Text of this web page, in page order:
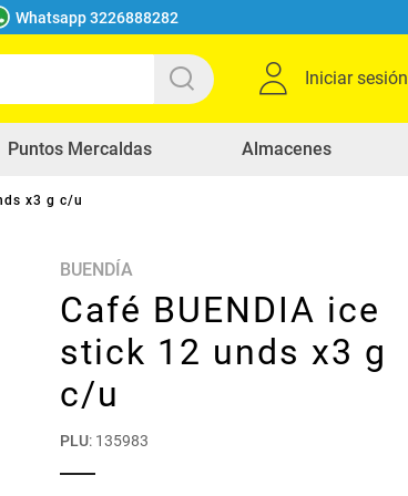
Whatsapp 3226888282
Iniciar sesión
Puntos Mercaldas Almacenes
x3 g c/u
BUENDÍA
Café BUENDIA ice
stick 12 unds x3 g
c/u
PLU: 135983